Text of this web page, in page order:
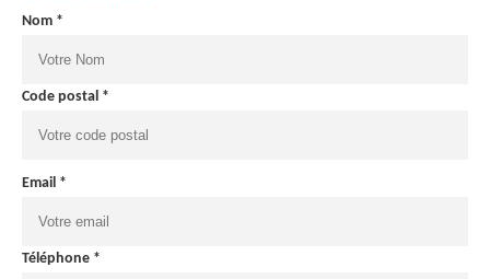
Nom *
Code postal *
Email *
Téléphone *